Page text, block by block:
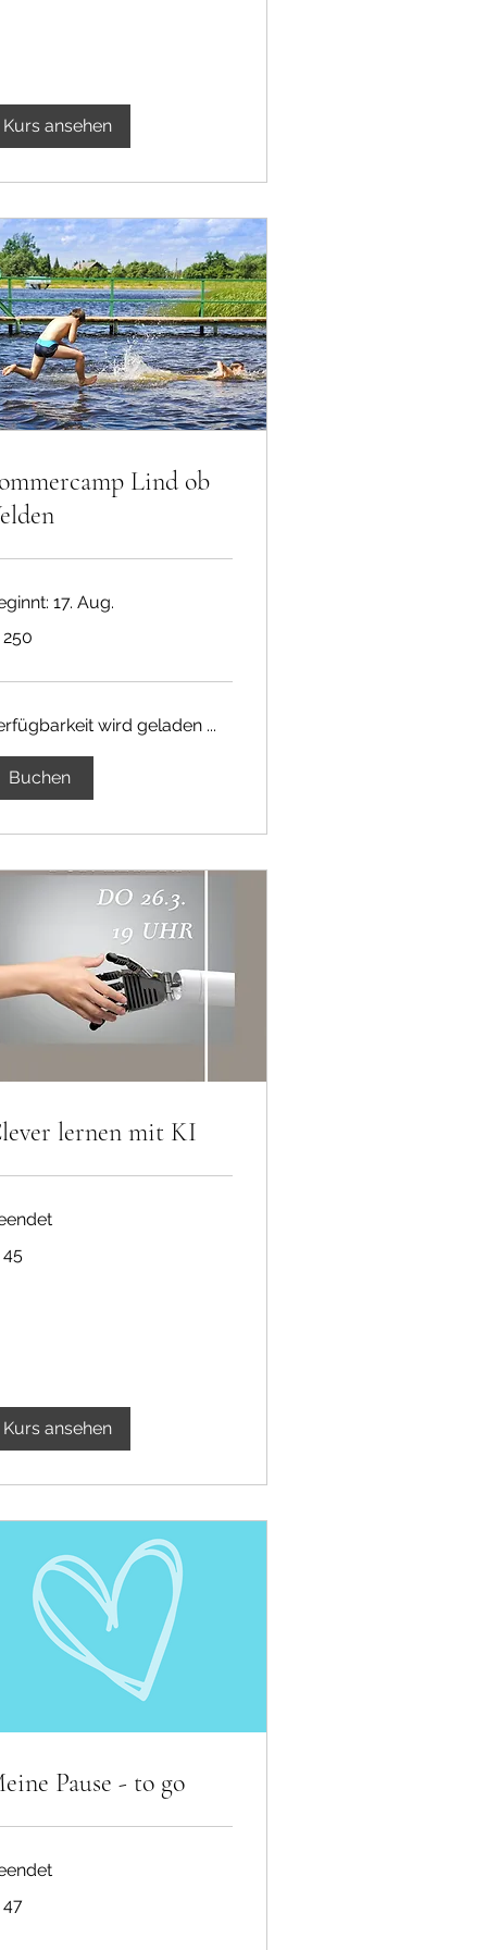
Kurs ansehen
Lind ob
17. Aug.
wird geladen ...
Buchen
lernen mit KI
Kurs ansehen
Pause - to go